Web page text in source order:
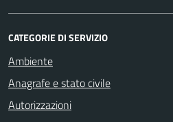
CATEGORIE DI SERVIZIO
Ambiente
Anagrafe e stato civile
Autorizzazioni